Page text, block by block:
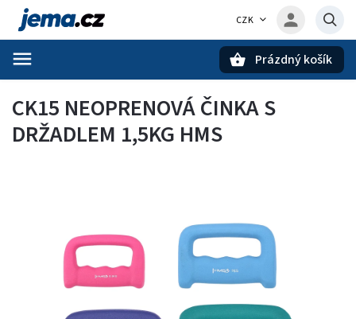
CZK
Prázdný košík
CK15 NEOPRENOVÁ ČINKA S
DRŽADLEM 1,5KG HMS